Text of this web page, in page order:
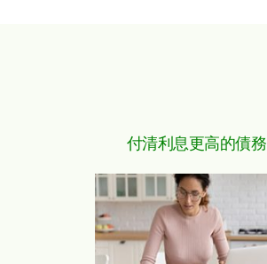
付清利息更高的債務